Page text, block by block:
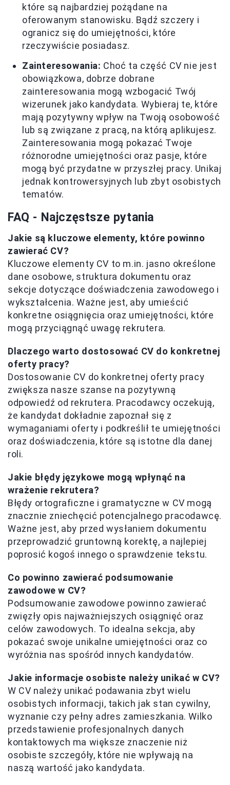
które są najbardziej pożądane na
oferowanym stanowisku. Bądź szczery i
ogranicz się do umiejętności, które
rzeczywiście posiadasz.
Zainteresowania: Choć ta część CV nie jest
obowiązkowa, dobrze dobrane
zainteresowania mogą wzbogacić Twój
wizerunek jako kandydata. Wybieraj te, które
mają pozytywny wpływ na Twoją osobowość
lub są związane z pracą, na którą aplikujesz.
Zainteresowania mogą pokazać Twoje
różnorodne umiejętności oraz pasje, które
mogą być przydatne w przyszłej pracy. Unikaj
jednak kontrowersyjnych lub zbyt osobistych
tematów.
FAQ - Najczęstsze pytania
Jakie są kluczowe elementy, które powinno
zawierać CV?
Kluczowe elementy CV to m.in. jasno określone
dane osobowe, struktura dokumentu oraz
sekcje dotyczące doświadczenia zawodowego i
wykształcenia. Ważne jest, aby umieścić
konkretne osiągnięcia oraz umiejętności, które
mogą przyciągnąć uwagę rekrutera.
Dlaczego warto dostosować CV do konkretnej
oferty pracy?
Dostosowanie CV do konkretnej oferty pracy
zwiększa nasze szanse na pozytywną
odpowiedź od rekrutera. Pracodawcy oczekują,
że kandydat dokładnie zapoznał się z
wymaganiami oferty i podkreślił te umiejętności
oraz doświadczenia, które są istotne dla danej
roli.
Jakie błędy językowe mogą wpłynąć na
wrażenie rekrutera?
Błędy ortograficzne i gramatyczne w CV mogą
znacznie zniechęcić potencjalnego pracodawcę.
Ważne jest, aby przed wysłaniem dokumentu
przeprowadzić gruntowną korektę, a najlepiej
poprosić kogoś innego o sprawdzenie tekstu.
Co powinno zawierać podsumowanie
zawodowe w CV?
Podsumowanie zawodowe powinno zawierać
zwięzły opis najważniejszych osiągnięć oraz
celów zawodowych. To idealna sekcja, aby
pokazać swoje unikalne umiejętności oraz co
wyróżnia nas spośród innych kandydatów.
Jakie informacje osobiste należy unikać w CV?
W CV należy unikać podawania zbyt wielu
osobistych informacji, takich jak stan cywilny,
wyznanie czy pełny adres zamieszkania. Wilko
przedstawienie profesjonalnych danych
kontaktowych ma większe znaczenie niż
osobiste szczegóły, które nie wpływają na
naszą wartość jako kandydata.